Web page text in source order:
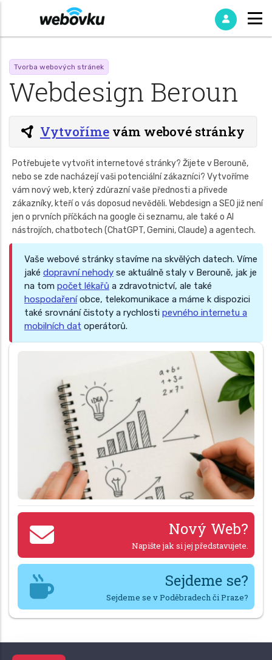
Tvorba webových stránek
Webdesign Beroun
Vytvoříme vám webové stránky
Potřebujete vytvořit internetové stránky? Žijete v Berouně,
nebo se zde nacházejí vaši potenciální zákazníci? Vytvoříme
vám nový web, který zdůrazní vaše přednosti a přivede
zákazníky, kteří o vás doposud nevěděli. Webdesign a SEO již není
jen o prvních příčkách na google či seznamu, ale také o AI
nástrojích, chatbotech (ChatGPT, Gemini, Claude) a agentech.
Vaše webové stránky stavíme na skvělých datech. Víme
jaké dopravní nehody se aktuálně staly v Berouně, jak je
na tom počet lékařů a zdravotnictví, ale také
hospodařeníobce, telekomunikace a máme k dispozici
také srovnání čistoty a rychlosti pevného internetu a
mobilních dat operátorů.
Nový Web?
Napište jak si jej představujete.
Sejdeme se?
Sejdeme se v Poděbradech či Praze?